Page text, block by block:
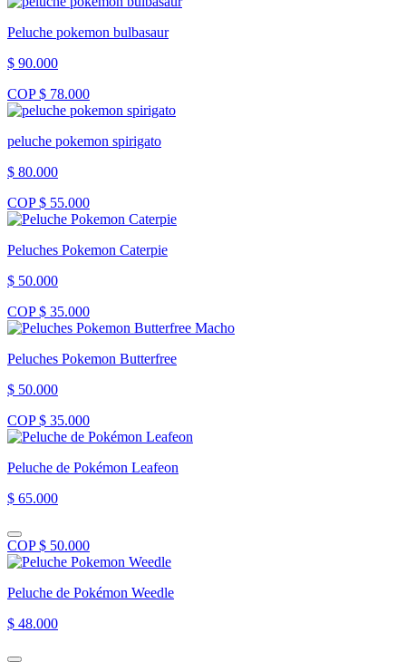
Peluche pokemon bulbasaur
$ 90.000
COP $ 78.000
peluche pokemon spirigato
$ 80.000
COP $ 55.000
Peluches Pokemon Caterpie
$ 50.000
COP $ 35.000
Peluches Pokemon Butterfree
$ 50.000
COP $ 35.000
Peluche de Pokémon Leafeon
$ 65.000
COP $ 50.000
Peluche de Pokémon Weedle
$ 48.000